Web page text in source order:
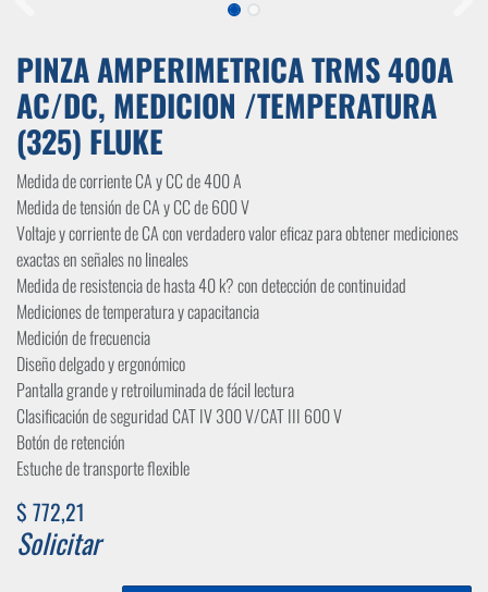
PINZA AMPERIMETRICA TRMS 400A
AC/DC, MEDICION /TEMPERATURA
(325) FLUKE
Medida de corriente CA y CC de 400 A
Medida de tensión de CA y CC de 600 V
Voltaje y corriente de CA con verdadero valor eficaz para obtener mediciones
exactas en señales no lineales
Medida de resistencia de hasta 40 k? con detección de continuidad
Mediciones de temperatura y capacitancia
Medición de frecuencia
Diseño delgado y ergonómico
Pantalla grande y retroiluminada de fácil lectura
Clasificación de seguridad CAT IV 300 V/CAT III 600 V
Botón de retención
Estuche de transporte flexible
$ 772,21
Solicitar